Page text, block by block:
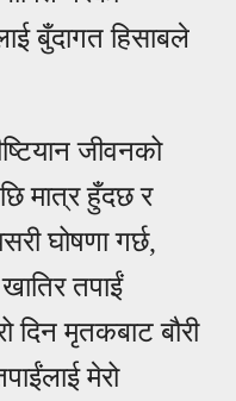
बुँदागत हिसाबले
जीवनको
मात्र हुँदछ र
घोषणा गर्छ,
तपाईं
दिन मृतकबाट बौरी
मेरो